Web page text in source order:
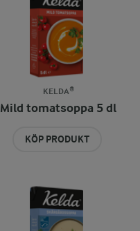
KELDA®
Mild tomatsoppa 5 dl
KÖP PRODUKT